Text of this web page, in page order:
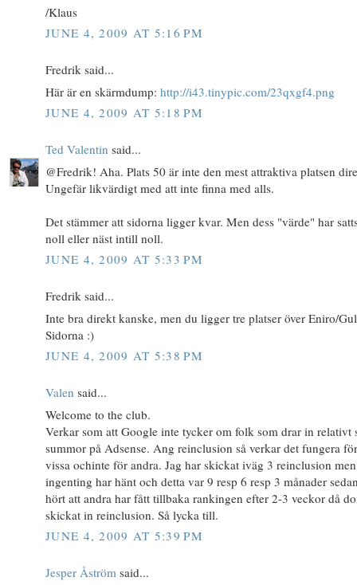
/Klaus
JUNE 4, 2009 AT 5:16 PM
Fredrik said...
Här är en skärmdump: http://i43.tinypic.com/23qxgf4.png
JUNE 4, 2009 AT 5:18 PM
Ted Valentin said...
@Fredrik! Aha. Plats 50 är inte den mest attraktiva platsen
Ungefär likvärdigt med att inte finna med alls.
Det stämmer att sidorna ligger kvar. Men dess "värde" har
noll eller näst intill noll.
JUNE 4, 2009 AT 5:33 PM
Fredrik said...
Inte bra direkt kanske, men du ligger tre platser över Eniro/
Sidorna :)
JUNE 4, 2009 AT 5:38 PM
Valen said...
Welcome to the club.
Verkar som att Google inte tycker om folk som drar in relativt
summor på Adsense. Ang reinclusion så verkar det fungera för
vissa ochinte för andra. Jag har skickat iväg 3 reinclusion men
ingenting har hänt och detta var 9 resp 6 resp 3 månader
hört att andra har fått tillbaka rankingen efter 2-3 veckor då
skickat in reinclusion. Så lycka till.
JUNE 4, 2009 AT 5:39 PM
Jesper Åström said...